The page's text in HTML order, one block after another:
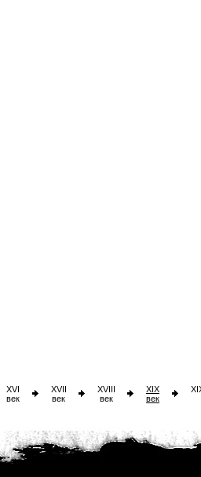
XVI
век
XVII
век
XVIII
век
XIX
век